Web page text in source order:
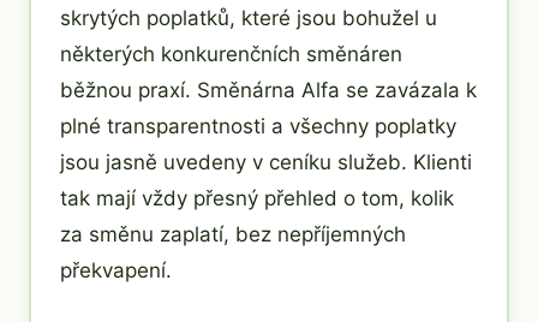
skrytých poplatků, které jsou bohužel u
některých konkurenčních směnáren
běžnou praxí. Směnárna Alfa se zavázala k
plné transparentnosti a všechny poplatky
jsou jasně uvedeny v ceníku služeb. Klienti
tak mají vždy přesný přehled o tom, kolik
za směnu zaplatí, bez nepříjemných
překvapení.